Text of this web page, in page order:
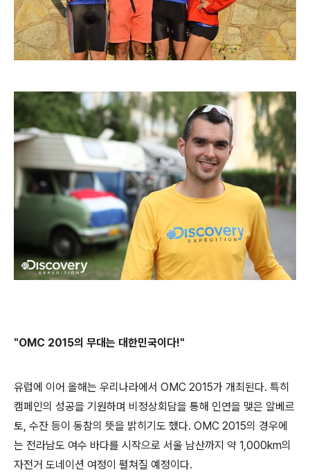
"OMC 2015의 무대는 대한민국이다!"
유럽에 이어 올해는 우리나라에서 OMC 2015가 개최된다. 특히
캠페인의 성공을 기원하며 비정상회담을 통해 인연을 맺은 알베르
토, 수잔 등이 동참의 뜻을 밝히기도 했다. OMC 2015의 경우에
는 전라남도 여수 바다를 시작으로 서울 남산까지 약 1,000km의
자전거 도네이션 여정이 펼쳐질 예정이다.